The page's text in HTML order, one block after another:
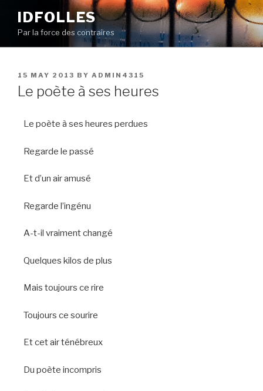
content
IDFOLLES
Par la force des contraires
POSTED
ON
15 MAY 2013 BY ADMIN4315
Le poète à ses heures
Le poète à ses heures perdues
Regarde le passé
Et d’un air amusé
Regarde l’ingénu
A-t-il vraiment changé
Quelques kilos de plus
Mais toujours ce rire
Toujours ce sourire
Et cet air ténébreux
Du poète incompris